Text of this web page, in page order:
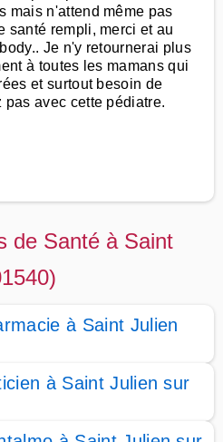
mais n'attend même pas
santé rempli, merci et au
Je n'y retournerai plus
à toutes les mamans qui
et surtout besoin de
avec cette pédiatre.
de Santé à Saint
à Saint Julien
à Saint Julien sur